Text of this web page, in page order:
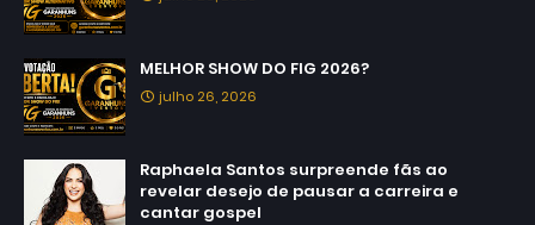
MELHOR SHOW DO FIG 2026?
julho 26, 2026
Raphaela Santos surpreende fãs ao
revelar desejo de pausar a carreira e
cantar gospel